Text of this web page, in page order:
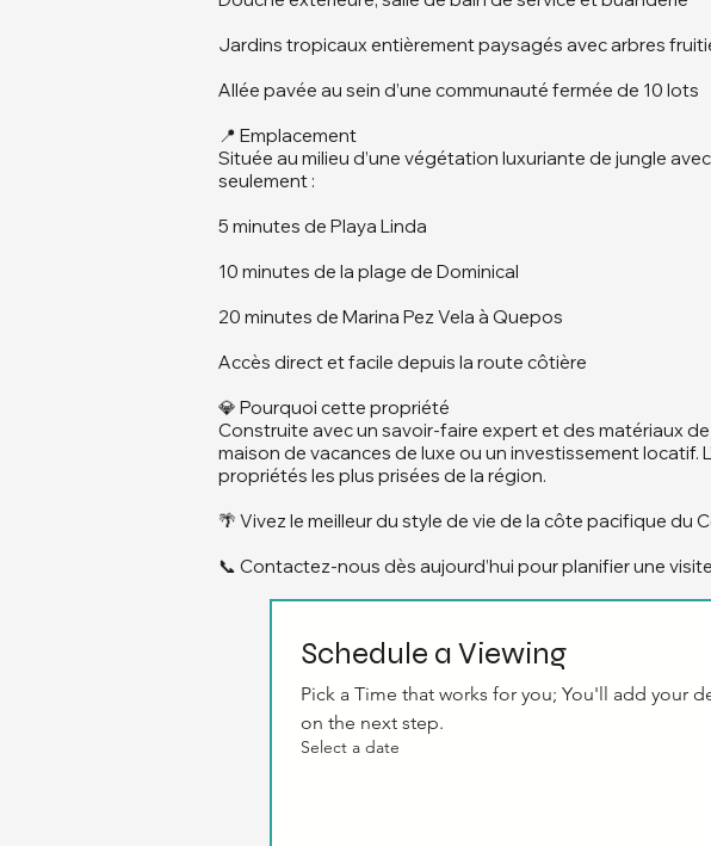
Jardins tropicaux entièrement paysagés avec arbres
Allée pavée au sein d’une communauté fermée de 10 lots
📍 Emplacement
Située au milieu d’une végétation luxuriante de jungle
seulement :
5 minutes de Playa Linda
10 minutes de la plage de Dominical
20 minutes de Marina Pez Vela à Quepos
Accès direct et facile depuis la route côtière
💎 Pourquoi cette propriété
Construite avec un savoir-faire expert et des matériaux
maison de vacances de luxe ou un investissement locatif.
propriétés les plus prisées de la région.
🌴 Vivez le meilleur du style de vie de la côte pacifique
📞 Contactez-nous dès aujourd’hui pour planifier une visite
Schedule a Viewing
Pick a Time that works for you; You'll add your
on the next step.
Select a date